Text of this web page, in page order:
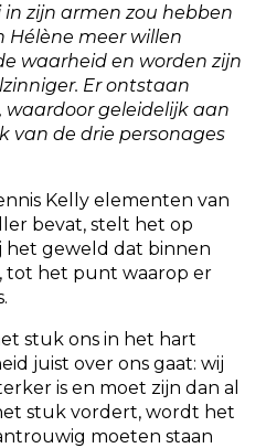
zijn armen zou hebben
Hélène meer willen
waarheid en worden zijn
Er ontstaan
geleidelijk aan
van de drie personages
Kelly elementen van
bevat, stelt het op
het geweld dat binnen
tot het punt waarop er
stuk ons in het hart
juist over ons gaat: wij
is en moet zijn dan al
stuk vordert, wordt het
moeten staan